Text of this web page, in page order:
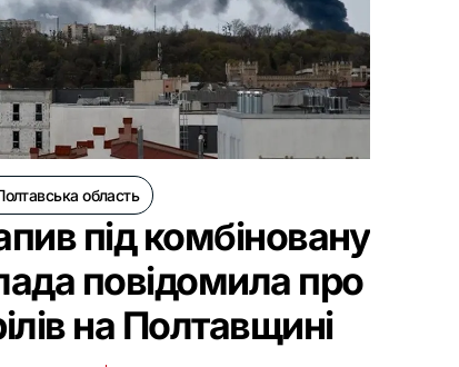
область
під комбіновану
повідомила про
на Полтавщині